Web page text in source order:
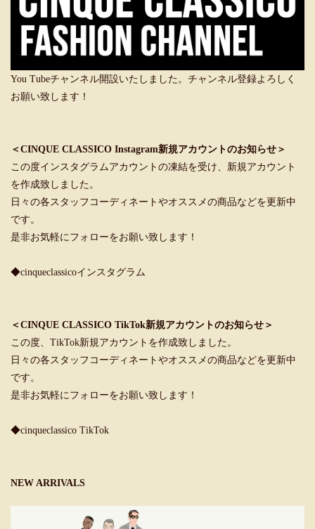
You Tubeチャンネル開設いたしました。チャンネル登録よろしく
お願い致します！
＜CINQUE CLASSICO Instagram新規アカウントのお知らせ＞
この度インスタグラムアカウントの凍結を受け、新規アカウント
を作成致しました。
日々の各スタッフコーディネートやオススメの商品などを更新中
です。
是非お気軽にフォローをお願い致します！
◆cinqueclassicoインスタグラム
＜CINQUE CLASSICO TikTok新規アカウントのお知らせ＞
この度、TikTok新規アカウントを作成致しました。
日々の各スタッフコーディネートやオススメの商品などを更新中
です。
是非お気軽にフォローをお願い致します！
◆cinqueclassico TikTok
NEW ARRIVALS